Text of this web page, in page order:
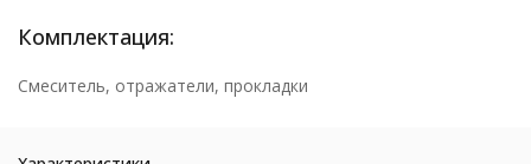
Комплектация:
Смеситель, отражатели, прокладки